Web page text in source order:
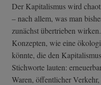
Der Kapitalismus wird
– nach allem, was man
zunächst übertrieben
Konzepten, wie eine
könnte, die den
Stichworte lauten:
Waren, öffentlicher